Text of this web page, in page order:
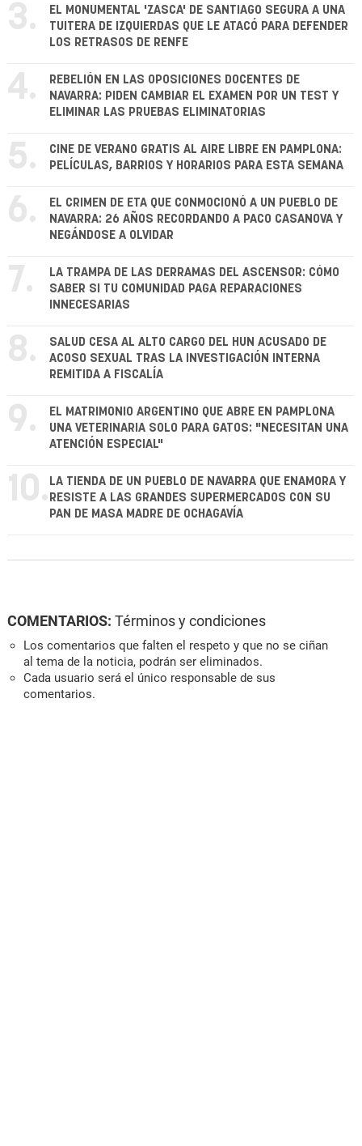
3.
EL MONUMENTAL 'ZASCA' DE SANTIAGO SEGURA A UNA
TUITERA DE IZQUIERDAS QUE LE ATACÓ PARA DEFENDER
LOS RETRASOS DE RENFE
4.
REBELIÓN EN LAS OPOSICIONES DOCENTES DE
NAVARRA: PIDEN CAMBIAR EL EXAMEN POR UN TEST Y
ELIMINAR LAS PRUEBAS ELIMINATORIAS
5.
CINE DE VERANO GRATIS AL AIRE LIBRE EN PAMPLONA:
PELÍCULAS, BARRIOS Y HORARIOS PARA ESTA SEMANA
6.
EL CRIMEN DE ETA QUE CONMOCIONÓ A UN PUEBLO DE
NAVARRA: 26 AÑOS RECORDANDO A PACO CASANOVA Y
NEGÁNDOSE A OLVIDAR
7.
LA TRAMPA DE LAS DERRAMAS DEL ASCENSOR: CÓMO
SABER SI TU COMUNIDAD PAGA REPARACIONES
INNECESARIAS
8.
SALUD CESA AL ALTO CARGO DEL HUN ACUSADO DE
ACOSO SEXUAL TRAS LA INVESTIGACIÓN INTERNA
REMITIDA A FISCALÍA
9.
EL MATRIMONIO ARGENTINO QUE ABRE EN PAMPLONA
UNA VETERINARIA SOLO PARA GATOS: "NECESITAN UNA
ATENCIÓN ESPECIAL"
10. LA TIENDA DE UN PUEBLO DE NAVARRA QUE ENAMORA Y
RESISTE A LAS GRANDES SUPERMERCADOS CON SU
PAN DE MASA MADRE DE OCHAGAVÍA
COMENTARIOS: Términos y condiciones
Los comentarios que falten el respeto y que no se ciñan
al tema de la noticia, podrán ser eliminados.
Cada usuario será el único responsable de sus
comentarios.